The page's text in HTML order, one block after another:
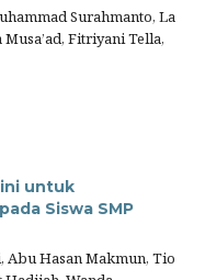
Surahmanto, La
Fitriyani Tella,
untuk
Siswa SMP
Abu Hasan Makmun, Tio